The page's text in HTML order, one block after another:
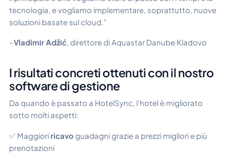
tecnologia, e vogliamo implementare, soprattutto, nuove
soluzioni basate sul cloud.”
–Vladimir Adžić, direttore di Aquastar Danube Kladovo
I risultati concreti ottenuti con il nostro
software di gestione
Da quando è passato a HotelSync, l'hotel è migliorato
sotto molti aspetti:
✅ Maggiori ricavo guadagni grazie a prezzi migliori e più
prenotazioni